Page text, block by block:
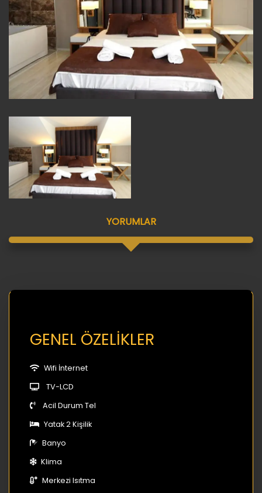
YORUMLAR
GENEL ÖZELİKLER
Wifi İnternet
TV-LCD
Acil Durum Tel
Yatak 2 Kişilik
Banyo
Klima
Merkezi Isıtma